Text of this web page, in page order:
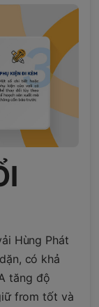
Hùng Phát
có khả
tăng độ
from tốt và